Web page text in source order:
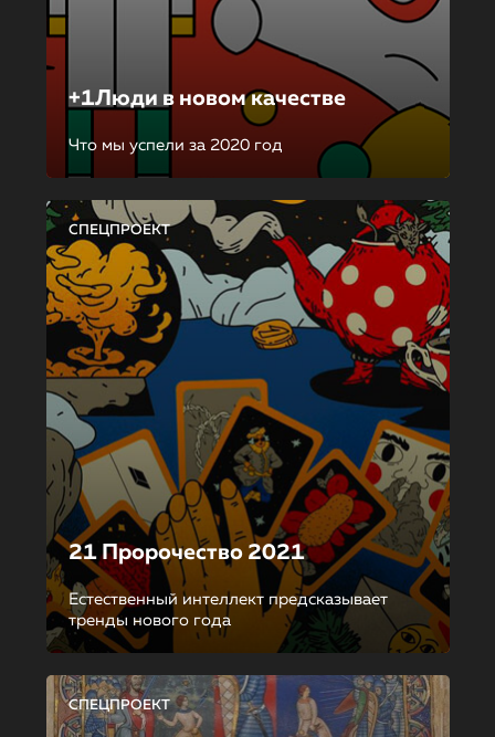
+1Люди в новом качестве
Что мы успели за 2020 год
СПЕЦПРОЕКТ
21 Пророчество 2021
Естественный интеллект предсказывает
тренды нового года
СПЕЦПРОЕКТ